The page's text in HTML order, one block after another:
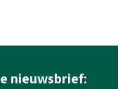
nieuwsbrief: